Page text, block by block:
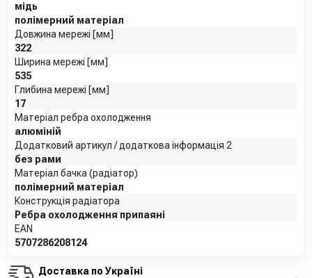
мідь
полімерний матеріал
Довжина мережі [мм]
322
Ширина мережі [мм]
535
Глибина мережі [мм]
17
Матеріал ребра охолодження
алюміній
Додатковий артикул / додаткова інформація 2
без рами
Матеріал бачка (радіатор)
полімерний матеріал
Конструкція радіатора
Ребра охолодження припаяні
EAN
5707286208124
Доставка по Україні